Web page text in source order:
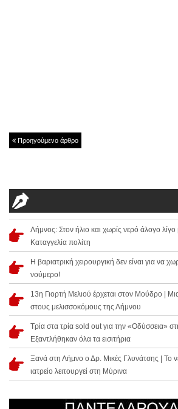
Προηγούμενο άρθρο
Λήμνος: Στον ήλιο και χωρίς νερό άλογο λίγο
Καταγγελία πολίτη
Η βαριατρική χειρουργική δεν είναι για να
νούμερο!
13η Γιορτή Μελιού έρχεται στον Μούδρο |
στους μελισσοκόμους της Λήμνου
Τρία στα τρία sold out για την «Οδύσσεια»
Εξαντλήθηκαν όλα τα εισιτήρια
Ξανά στη Λήμνο ο Δρ. Μικές Γλυνάτσης | Το
ιατρείο λειτουργεί στη Μύρινα